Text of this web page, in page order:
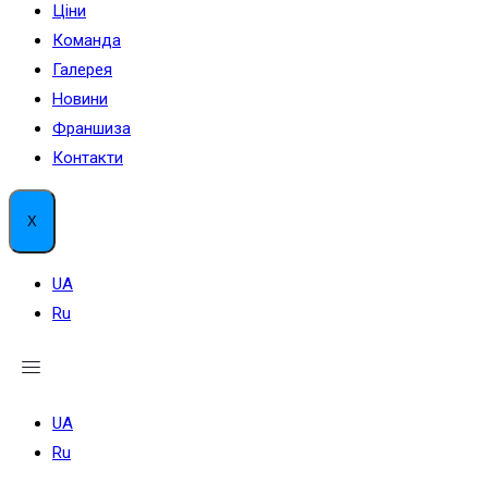
Ціни
Команда
Галерея
Новини
Франшиза
Контакти
X
UA
Ru
UA
Ru